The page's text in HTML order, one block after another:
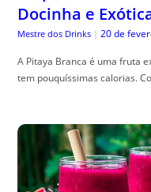
Docinha e
Mestre dos Drinks | 20 de
A Pitaya Branca é uma fruta
tem pouquíssimas calorias.